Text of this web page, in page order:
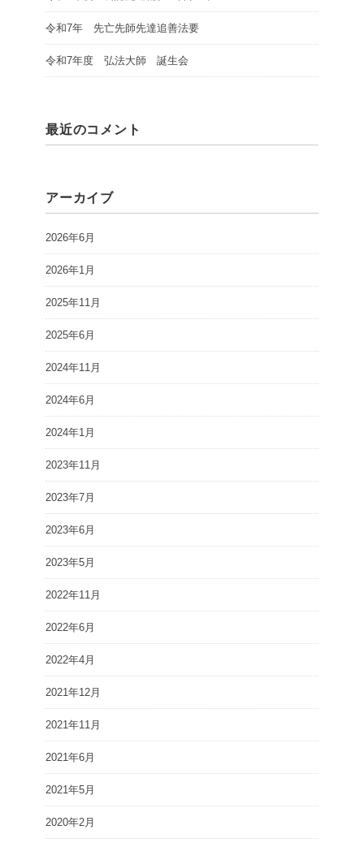
令和7年 先亡先師先達追善法要
令和7年度 弘法大師 誕生会
最近のコメント
アーカイブ
2026年6月
2026年1月
2025年11月
2025年6月
2024年11月
2024年6月
2024年1月
2023年11月
2023年7月
2023年6月
2023年5月
2022年11月
2022年6月
2022年4月
2021年12月
2021年11月
2021年6月
2021年5月
2020年2月